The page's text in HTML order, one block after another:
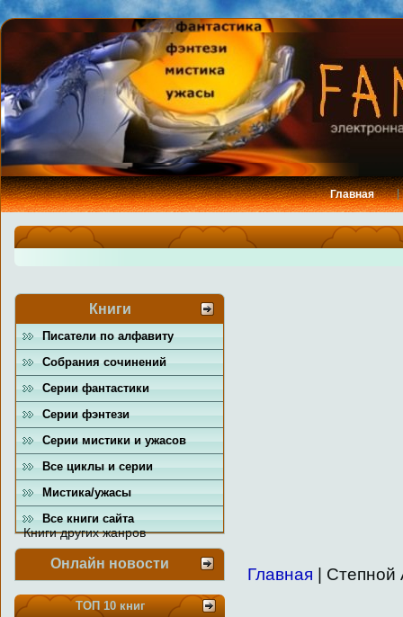
Главная
Книги
Писатели по алфавиту
Собрания сочинений
Серии фантастики
Серии фэнтези
Серии мистики и ужасов
Все циклы и серии
Мистика/ужасы
Все книги сайта
Книги других жанров
Онлайн новости
ТОП 10 книг
Главная | Степной